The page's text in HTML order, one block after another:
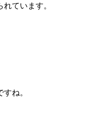
ています。
ね。